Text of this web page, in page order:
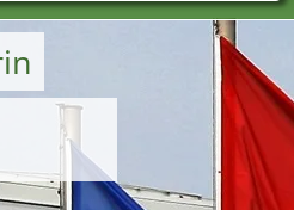
Ciudades
servicios